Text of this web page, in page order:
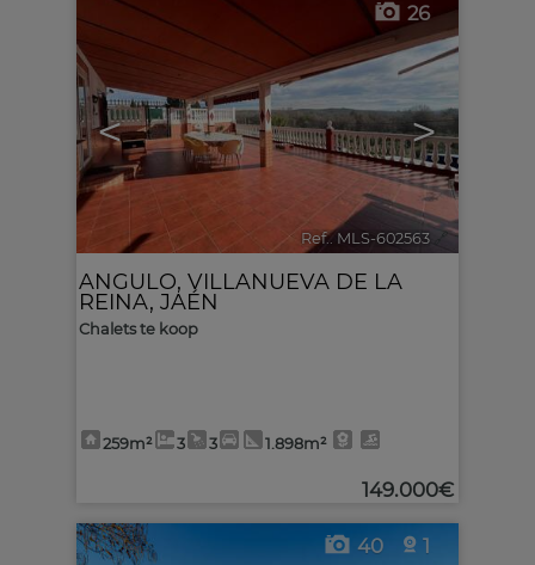
< >
26
Ref.. MLS-602563 🔗
ANGULO, VILLANUEVA DE LA
REINA, JAÉN
Chalets te koop
259m² 3 3 1.898m²
149.000€
40 1